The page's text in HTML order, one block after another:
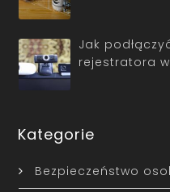
Jak
rejestratora
Kategorie
Bezpieczeństwo